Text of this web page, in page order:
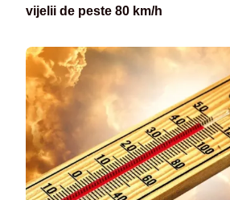
vijelii de peste 80 km/h